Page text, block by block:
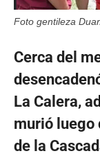
Foto gentileza
Cerca del
La Calera,
murió luego
de la